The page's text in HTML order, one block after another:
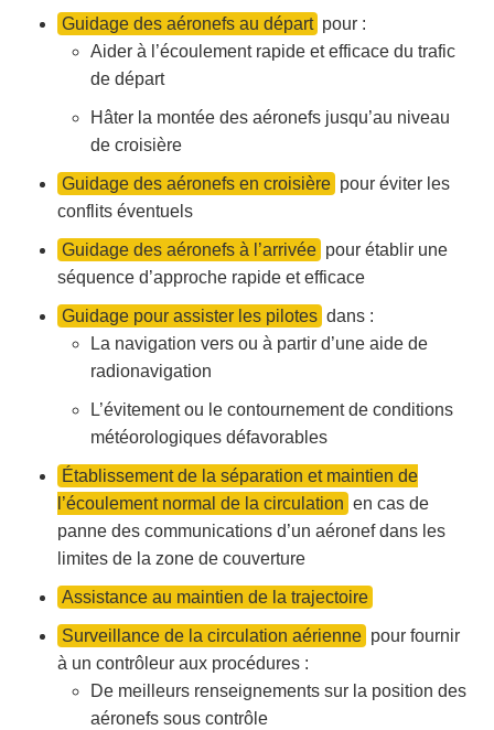
Guidage des aéronefs au départ pour :
Aider à l’écoulement rapide et efficace du trafic
de départ
Hâter la montée des aéronefs jusqu’au niveau
de croisière
Guidage des aéronefs en croisière pour éviter les
conflits éventuels
Guidage des aéronefs à l’arrivée pour établir une
séquence d’approche rapide et efficace
Guidage pour assister les pilotes dans :
La navigation vers ou à partir d’une aide de
radionavigation
L’évitement ou le contournement de conditions
météorologiques défavorables
Établissement de la séparation et maintien de
l’écoulement normal de la circulation en cas de
panne des communications d’un aéronef dans les
limites de la zone de couverture
Assistance au maintien de la trajectoire
Surveillance de la circulation aérienne pour fournir
à un contrôleur aux procédures :
De meilleurs renseignements sur la position des
aéronefs sous contrôle